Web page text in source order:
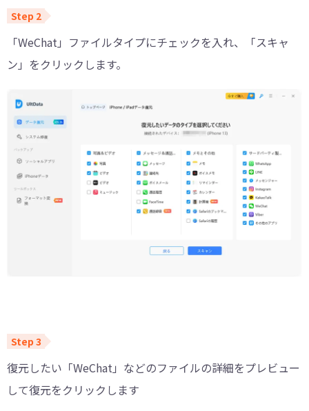
「WeChat」ファイルタイプにチェックを入れ、「スキャ
ン」をクリックします。
復元したい「WeChat」などのファイルの詳細をプレビュー
して復元をクリックします